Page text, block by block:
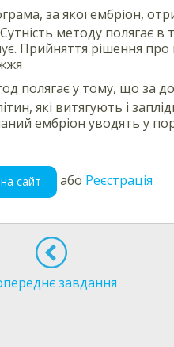
за якої ембріон,
методу полягає
Прийняття рішення про
полягає у тому, що за
які витягують і
ембріон уводять у
сайт або Реєстрація
завдання